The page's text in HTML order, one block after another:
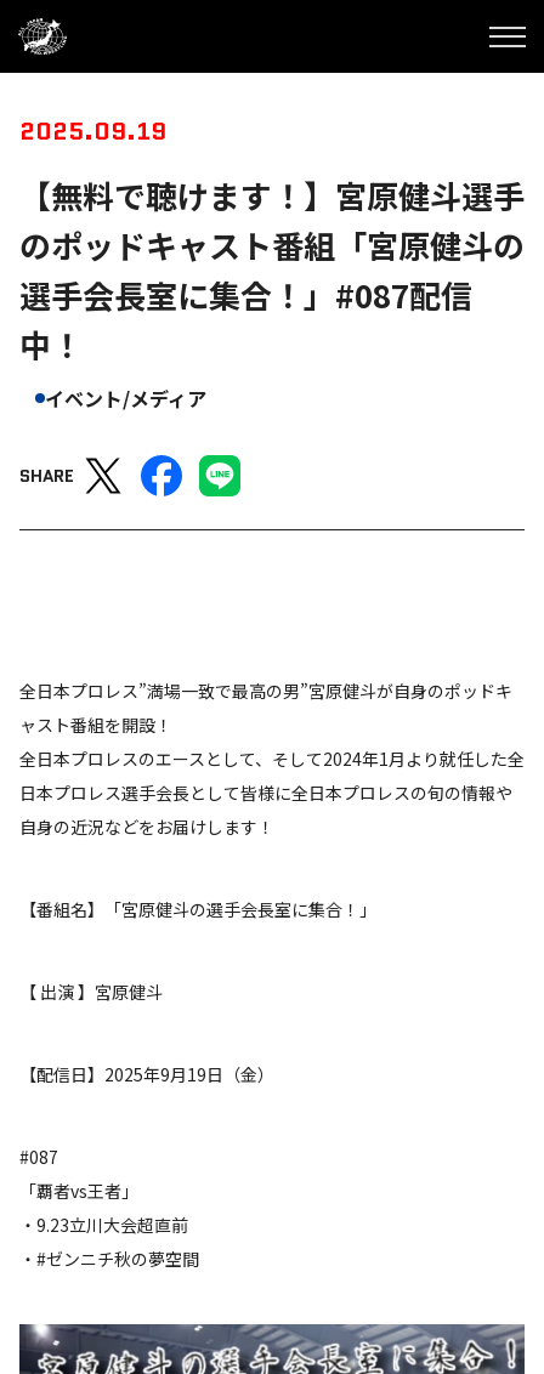
2025.09.19
【無料で聴けます！】宮原健斗選手
のポッドキャスト番組「宮原健斗の
選手会長室に集合！」#087配信
中！
イベント/メディア
SHARE
全日本プロレス”満場一致で最高の男”宮原健斗が自身のポッドキ
ャスト番組を開設！
全日本プロレスのエースとして、そして2024年1月より就任した全
日本プロレス選手会長として皆様に全日本プロレスの旬の情報や
自身の近況などをお届けします！
【番組名】「宮原健斗の選手会長室に集合！」
【 出演 】宮原健斗
【配信日】2025年9月19日（金）
#087
「覇者vs王者」
・9.23立川大会超直前
・#ゼンニチ秋の夢空間